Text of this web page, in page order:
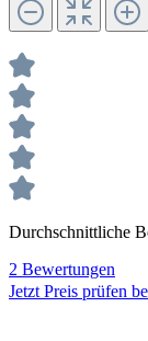
Durchschnittliche
2 Bewertungen
Jetzt Preis prüfen